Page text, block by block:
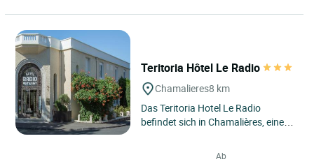
Teritoria Hôtel Le Radio
Chamalieres8 km
Das Teritoria Hotel Le Radio
befindet sich in Chamalières, einem
Clermont-Ferrand, im Herzen...
Ab